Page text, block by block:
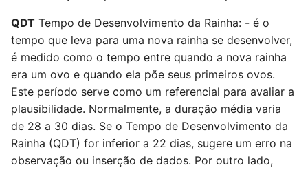
QDT Tempo de Desenvolvimento da Rainha: - é o
tempo que leva para uma nova rainha se desenvolver,
é medido como o tempo entre quando a nova rainha
era um ovo e quando ela põe seus primeiros ovos.
Este período serve como um referencial para avaliar a
plausibilidade. Normalmente, a duração média varia
de 28 a 30 dias. Se o Tempo de Desenvolvimento da
Rainha (QDT) for inferior a 22 dias, sugere um erro na
observação ou inserção de dados. Por outro lado,